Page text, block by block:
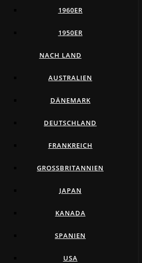
1960ER
1950ER
NACH LAND
AUSTRALIEN
DÄNEMARK
DEUTSCHLAND
FRANKREICH
GROSSBRITANNIEN
JAPAN
KANADA
SPANIEN
USA